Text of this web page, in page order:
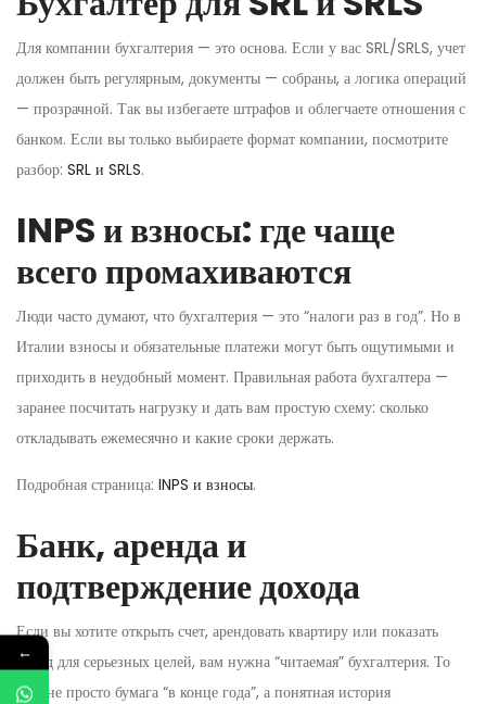
Для компании бухгалтерия — это основа. Если у вас SRL/SRLS, учет
должен быть регулярным, документы — собраны, а логика операций
— прозрачной. Так вы избегаете штрафов и облегчаете отношения с
банком. Если вы только выбираете формат компании, посмотрите
разбор: SRL и SRLS.
INPS и взносы: где чаще
всего промахиваются
Люди часто думают, что бухгалтерия — это “налоги раз в год”. Но в
Италии взносы и обязательные платежи могут быть ощутимыми и
приходить в неудобный момент. Правильная работа бухгалтера —
заранее посчитать нагрузку и дать вам простую схему: сколько
откладывать ежемесячно и какие сроки держать.
Подробная страница: INPS и взносы.
Банк, аренда и
подтверждение дохода
Если вы хотите открыть счет, арендовать квартиру или показать
доход для серьезных целей, вам нужна “читаемая” бухгалтерия. То
есть не просто бумага “в конце года”, а понятная история
←